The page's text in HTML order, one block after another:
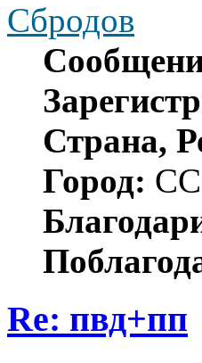
Сбродов
Страна,
Город:
Re: пвд+пп